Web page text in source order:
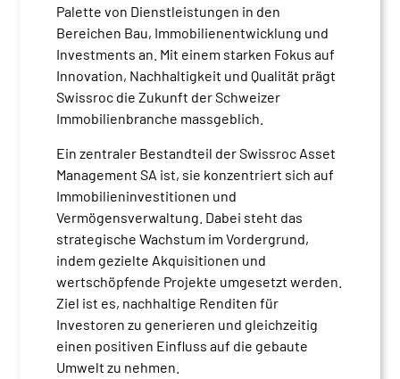
Palette von Dienstleistungen in den
Bereichen Bau, Immobilienentwicklung und
Investments an. Mit einem starken Fokus auf
Innovation, Nachhaltigkeit und Qualität prägt
Swissroc die Zukunft der Schweizer
Immobilienbranche massgeblich.
Ein zentraler Bestandteil der Swissroc Asset
Management SA ist, sie konzentriert sich auf
Immobilieninvestitionen und
Vermögensverwaltung. Dabei steht das
strategische Wachstum im Vordergrund,
indem gezielte Akquisitionen und
wertschöpfende Projekte umgesetzt werden.
Ziel ist es, nachhaltige Renditen für
Investoren zu generieren und gleichzeitig
einen positiven Einfluss auf die gebaute
Umwelt zu nehmen.